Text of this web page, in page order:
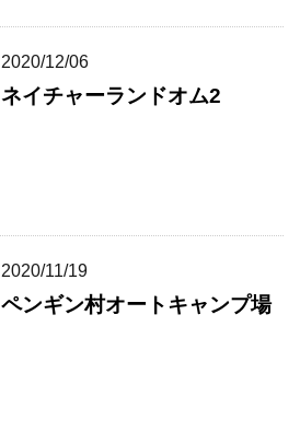
2020/12/06
ネイチャーランドオム2
2020/11/19
ペンギン村オートキャンプ場